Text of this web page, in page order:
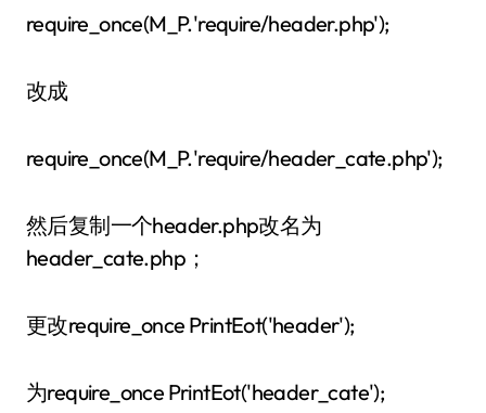
require_once(M_P.'require/header.php');
改成
require_once(M_P.'require/header_cate.php');
然后复制一个header.php改名为
header_cate.php；
更改require_once PrintEot('header');
为require_once PrintEot('header_cate');